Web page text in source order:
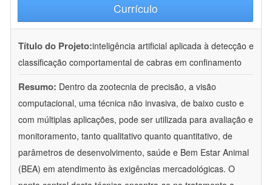
Currículo
Título do Projeto:inteligência artificial aplicada à detecção e
classificação comportamental de cabras em confinamento
Resumo: Dentro da zootecnia de precisão, a visão
computacional, uma técnica não invasiva, de baixo custo e
com múltiplas aplicações, pode ser utilizada para avaliação e
monitoramento, tanto qualitativo quanto quantitativo, de
parâmetros de desenvolvimento, saúde e Bem Estar Animal
(BEA) em atendimento às exigências mercadológicas. O